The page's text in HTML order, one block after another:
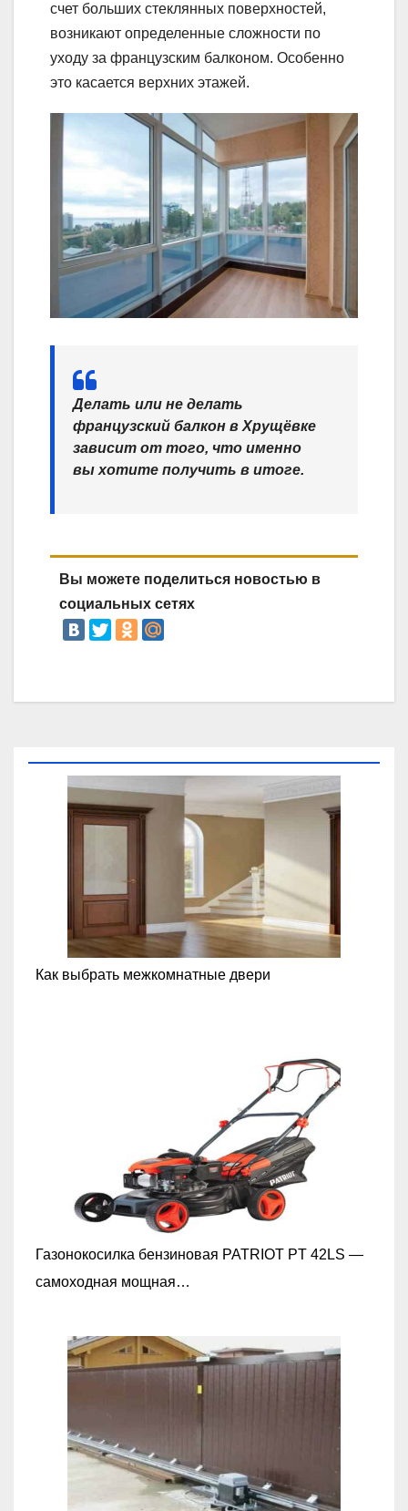
счет больших стеклянных поверхностей,
возникают определенные сложности по
уходу за французским балконом. Особенно
это касается верхних этажей.
Делать или не делать
французский балкон в Хрущёвке
зависит от того, что именно
вы хотите получить в итоге.
Вы можете поделиться новостью в
социальных сетях
Как выбрать межкомнатные двери
Газонокосилка бензиновая PATRIOT PT 42LS —
самоходная мощная…